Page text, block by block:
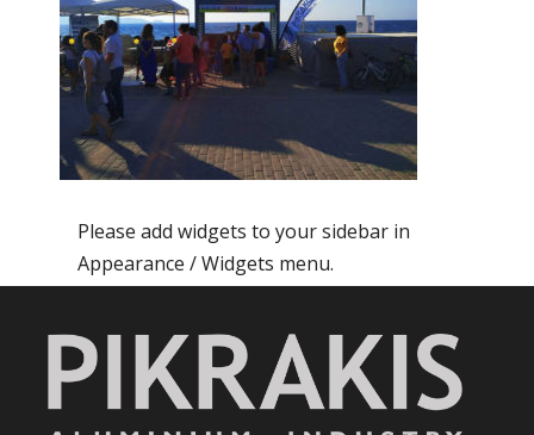
Please add widgets to your sidebar in
Appearance / Widgets menu.